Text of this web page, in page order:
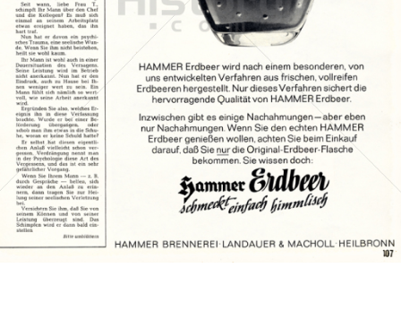
HAMMER Jubelbrand
Hammer Brennerei, Heilbronn
1967
Bild-ID: 13653